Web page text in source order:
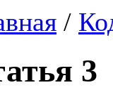
/
3